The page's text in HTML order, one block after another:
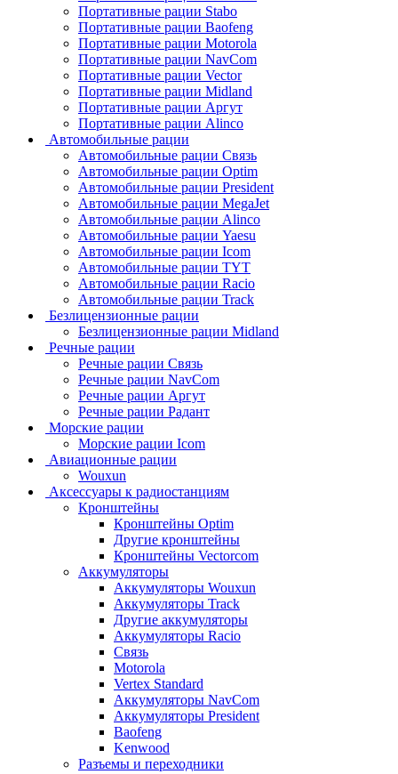
Портативные рации Stabo
Портативные рации Baofeng
Портативные рации Motorola
Портативные рации NavCom
Портативные рации Vector
Портативные рации Midland
Портативные рации Аргут
Портативные рации Alinco
Автомобильные рации
Автомобильные рации Связь
Автомобильные рации Optim
Автомобильные рации President
Автомобильные рации MegaJet
Автомобильные рации Alinco
Автомобильные рации Yaesu
Автомобильные рации Icom
Автомобильные рации TYT
Автомобильные рации Racio
Автомобильные рации Track
Безлицензионные рации
Безлицензионные рации Midland
Речные рации
Речные рации Связь
Речные рации NavCom
Речные рации Аргут
Речные рации Радант
Морские рации
Морские рации Icom
Авиационные рации
Wouxun
Аксессуары к радиостанциям
Кронштейны
Кронштейны Optim
Другие кронштейны
Кронштейны Vectorcom
Аккумуляторы
Аккумуляторы Wouxun
Аккумуляторы Track
Другие аккумуляторы
Аккумуляторы Racio
Связь
Motorola
Vertex Standard
Аккумуляторы NavCom
Аккумуляторы President
Baofeng
Kenwood
Разъемы и переходники